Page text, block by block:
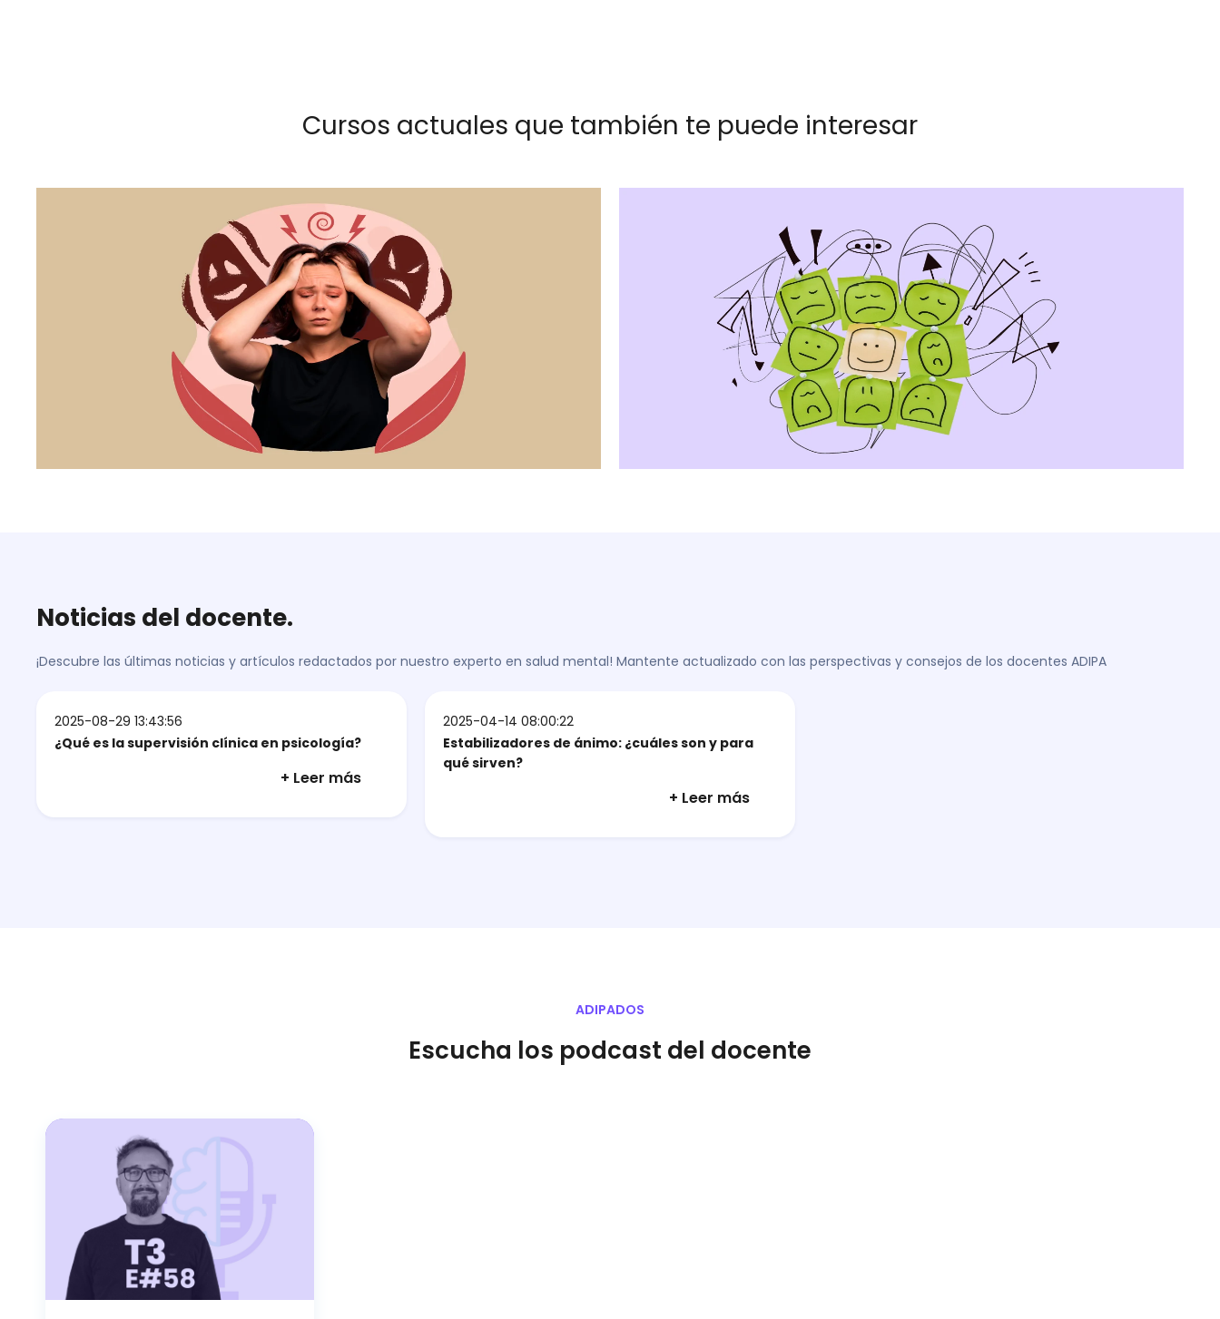
Cursos actuales que también te puede interesar
Noticias del docente.
¡Descubre las últimas noticias y artículos redactados por nuestro experto en salud mental! Mantente actualizado con las perspectivas y consejos de los docentes ADIPA
2025-08-29 13:43:56
¿Qué es la supervisión clínica en psicología?
+ Leer más
2025-04-14 08:00:22
Estabilizadores de ánimo: ¿cuáles son y para
qué sirven?
+ Leer más
ADIPADOS
Escucha los podcast del docente